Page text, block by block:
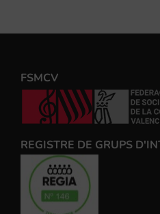
FSMCV
REGISTRE DE GRUPS